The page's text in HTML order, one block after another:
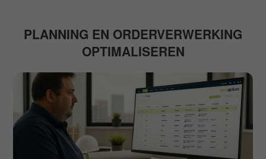
PLANNING EN ORDERVERWERKING
OPTIMALISEREN